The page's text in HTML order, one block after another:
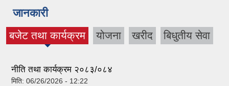
जानकारी
बजेट तथा कार्यक्रम
(active tab) योजना खरीद बिधुतीय सेवा
नीति तथा कार्यक्रम २०८३/०८४
मिति: 06/26/2026 - 12:22